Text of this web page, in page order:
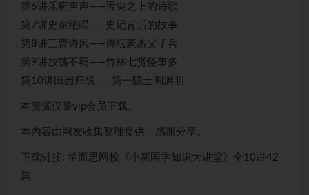
第6讲乐府声声——舌尖之上的诗歌
第7讲史家绝唱——史记背后的故事
第8讲三曹诗风——诗坛豪杰父子兵
第9讲放荡不羁——竹林七贤怪事多
第10讲田园归隐——第一隐士陶渊明
本资源仅限vip会员下载。
本内容由网友收集整理提供，感谢分享。
下载链接: 学而思网校《小新国学知识大讲堂》全10讲42
集